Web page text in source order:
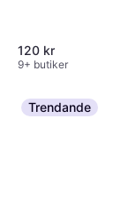
120 kr
9+ butiker
Trendande